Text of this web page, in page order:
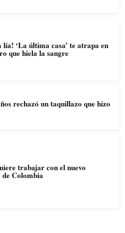
lía! ‘La última casa’ te atrapa en
que hiela la sangre
rechazó un taquillazo que hizo
trabajar con el nuevo
Colombia